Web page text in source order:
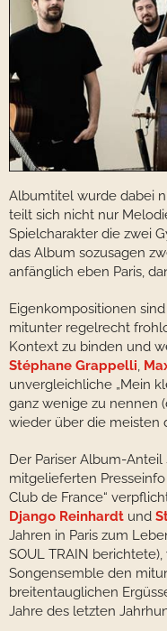
Albumtitel wurde dabei
teilt sich nicht nur
Spielcharakter die zwei
das Album sozusagen
anfänglich eben Paris,
Eigenkompositionen
mitunter regelrecht
Kontext zu binden und
Stéphane Grappelli,
unvergleichliche „Mein
ganz wenige zu nennen
wieder über die meisten
Der Pariser Album-
mitgelieferten
Club de France“
Django Reinhardt und
Jahren in Paris zum
SOUL TRAIN
Songensemble den
breitentauglichen
Jahre des letzten